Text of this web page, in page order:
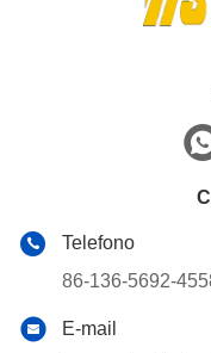
Telefono
86-136-5692-
E-mail